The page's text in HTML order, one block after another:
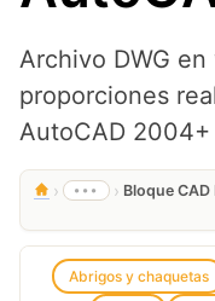
Archivo DWG
proporciones
AutoCAD 2004+
› ••• ›
Abrigos y chaquetas